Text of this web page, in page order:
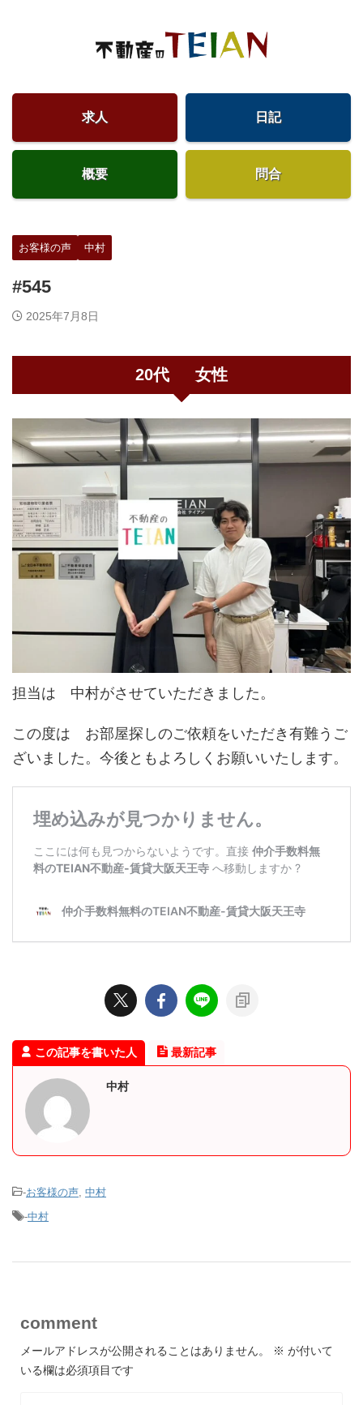
求人 日記
概要 問合
お客様の声 中村
#545
2025年7月8日
20代 女性
担当は 中村がさせていただきました。
この度は お部屋探しのご依頼をいただき有難うご
ざいました。今後ともよろしくお願いいたします。
この記事を書いた人 最新記事
中村
-お客様の声, 中村
-中村
comment
メールアドレスが公開されることはありません。 ※ が付いて
いる欄は必須項目です